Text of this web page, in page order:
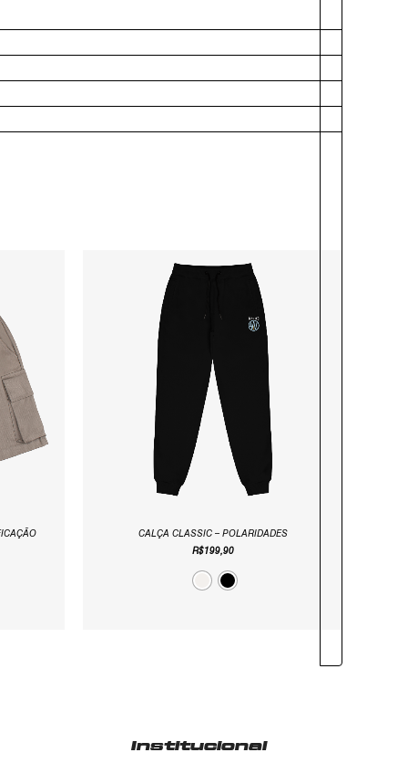
CALÇA CLASSIC – POLARIDADES
R$199,90
Institucional